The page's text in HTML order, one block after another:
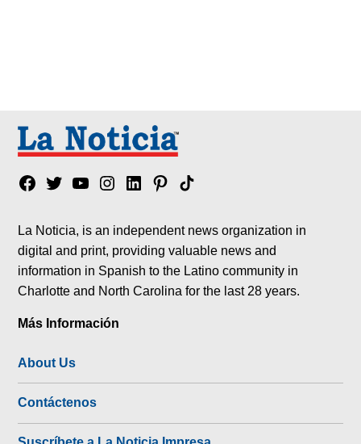
Facebook
TwitterYouTubeInstagram
LinkedinPinterest
Tik
La Noticia, is an independent news organization in
digital and print, providing valuable news and
information in Spanish to the Latino community in
Charlotte and North Carolina for the last 28 years.
Más Información
About Us
Contáctenos